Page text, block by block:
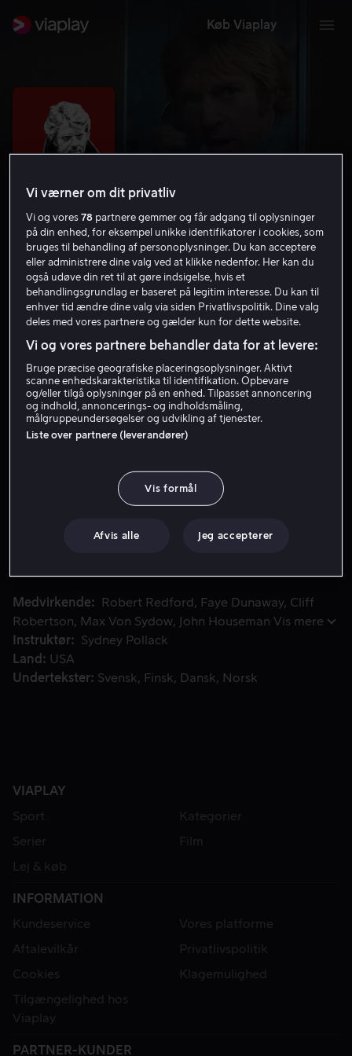
Køb Viaplay
Three Days of the Condor
7.4 Krimi Thriller 1975 1 t. 52 min
15 år
UHD
Lej 49 kr
Køb 109 kr
Se trailer
En CIA-medarbejder vender tilbage fra sin frokostpause
En CIA-medarbejder vender tilbage fra sin frokostpause
Han må nu overliste bagmændene, indtil han finder ud
Medvirkende Robert Redford Faye Dunaway Cliff
Robertson
Max Von Sydow John Houseman Vis mere
Instruktør
Sydney Pollack
Land
USA
Undertekster
Svensk Finsk Dansk Norsk
VIAPLAY
Sport
Kategorier
Serier
Film
Lej & køb
INFORMATION
Kundeservice
Vores platforme
Aftalevilkår
Privatlivspolitik
Cookies
Klagemulighed
Tilgængelighed hos
Viaplay
PARTNER-KUNDER
Vi værner om dit privatliv
Vi og vores78 partnere gemmer og får adgang til oplysninger
på din enhed, for eksempel unikke identifikatorer i cookies, som
bruges til behandling af personoplysninger. Du kan acceptere
eller administrere dine valg ved at klikke nedenfor. Her kan du
også udøve din ret til at gøre indsigelse, hvis et
behandlingsgrundlag er baseret på legitim interesse. Du kan til
enhver tid ændre dine valg via siden Privatlivspolitik. Dine valg
deles med vores partnere og gælder kun for dette website.
Vi og vores partnere behandler data for at levere:
Bruge præcise geografiske placeringsoplysninger. Aktivt
scanne enhedskarakteristika til identifikation. Opbevare
og/eller tilgå oplysninger på en enhed. Tilpasset annoncering
og indhold, annoncerings- og indholdsmåling,
målgruppeundersøgelser og udvikling af tjenester.
Liste over partnere (leverandører)
Vis formål
Afvis alle Jeg accepterer